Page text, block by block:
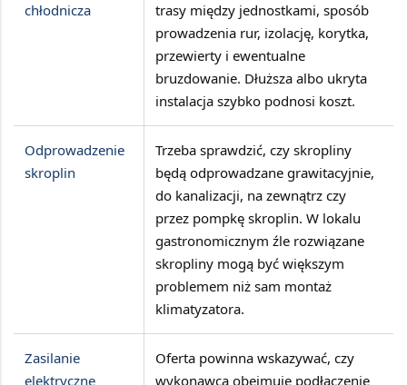
chłodnicza
trasy między jednostkami, sposób
prowadzenia rur, izolację, korytka,
przewierty i ewentualne
bruzdowanie. Dłuższa albo ukryta
instalacja szybko podnosi koszt.
Odprowadzenie
skroplin
Trzeba sprawdzić, czy skropliny
będą odprowadzane grawitacyjnie,
do kanalizacji, na zewnątrz czy
przez pompkę skroplin. W lokalu
gastronomicznym źle rozwiązane
skropliny mogą być większym
problemem niż sam montaż
klimatyzatora.
Zasilanie
elektryczne
Oferta powinna wskazywać, czy
wykonawca obejmuje podłączenie